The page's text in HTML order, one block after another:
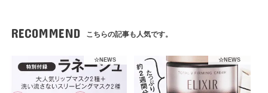
RECOMMEND こちらの記事も人気です。
☆NEWS ☆NEWS